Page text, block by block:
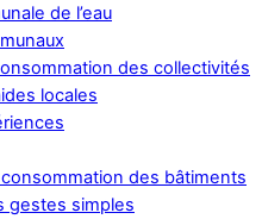
de l’eau
des collectivités
locales
des bâtiments
gestes simples